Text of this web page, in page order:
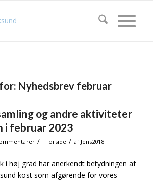
Nyhedsbrev februar
og andre aktiviteter
i februar 2023
/ i Forside / af Jens2018
i høj grad har anerkendt betydningen af
kost som afgørende for vores